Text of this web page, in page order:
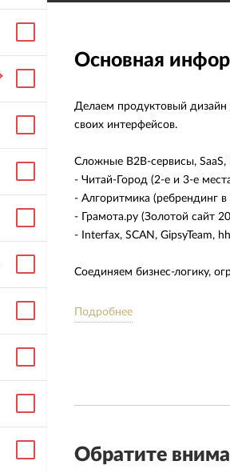
Основная
Делаем продуктовый
своих интерфейсов.
Сложные B2B-сервисы, SaaS,
- Читай-Город (2-е и 3-е
- Алгоритмика (ребрендинг в
- Грамота.ру (Золотой сайт
- Interfax, SCAN, GipsyTeam,
Соединяем бизнес-логику,
Берём небольшое число
Подробнее
Средняя оценка
Обратите